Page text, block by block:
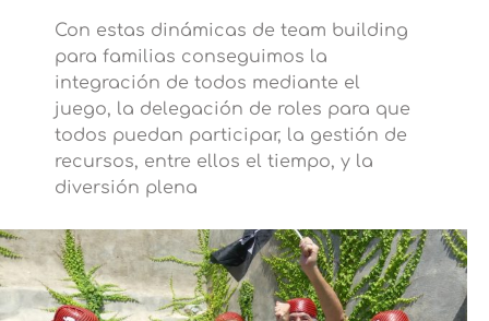
Con estas dinámicas de team building
para familias conseguimos la
integración de todos mediante el
juego, la delegación de roles para que
todos puedan participar, la gestión de
recursos, entre ellos el tiempo, y la
diversión plena